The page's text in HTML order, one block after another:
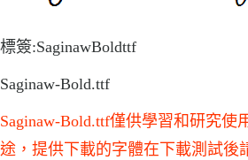
標簽:SaginawBoldttf
Saginaw-Bold.ttf
Saginaw-Bold.ttf僅供學習和研究使
途，提供下載的字體在下載測試後